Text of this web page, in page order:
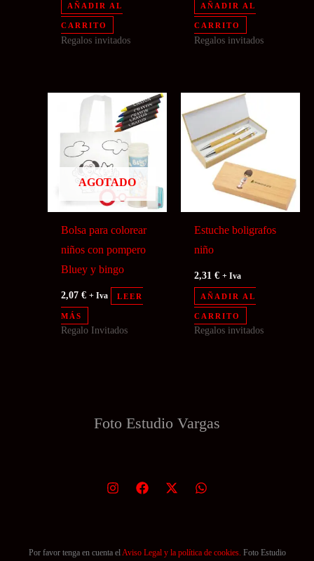
AÑADIR AL
CARRITO
Regalos invitados
AÑADIR AL
CARRITO
Regalos invitados
AGOTADO
Bolsa para colorear
niños con pompero
Bluey y bingo
2,07€ + Iva LEER
MÁS
Regalo Invitados
Estuche boligrafos
niño
2,31€ + Iva
AÑADIR AL
CARRITO
Regalos invitados
Foto Estudio Vargas
Por favor tenga en cuenta elAviso Legal y la política de cookies. Foto Estudio